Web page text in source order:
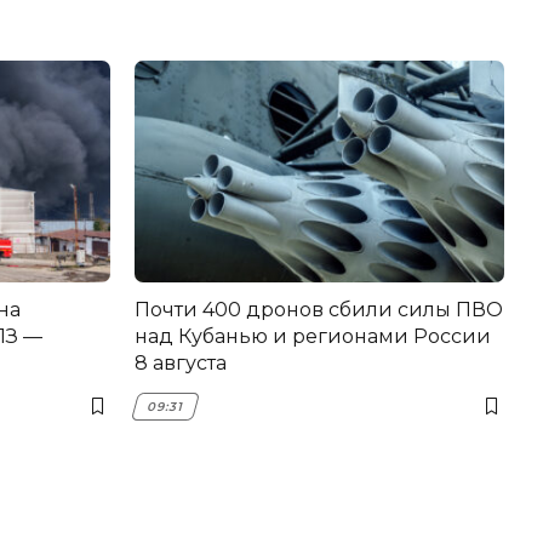
—
Почти 400 дронов сбили силы ПВО
над Кубанью и регионами России
8 августа
09:31